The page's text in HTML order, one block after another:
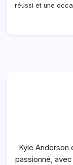
réussi et une
Kyle Anderson
passionné,